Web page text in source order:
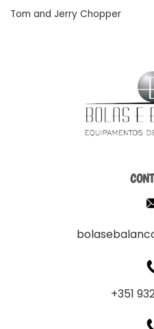
Tom and Jerry Chopper
+351